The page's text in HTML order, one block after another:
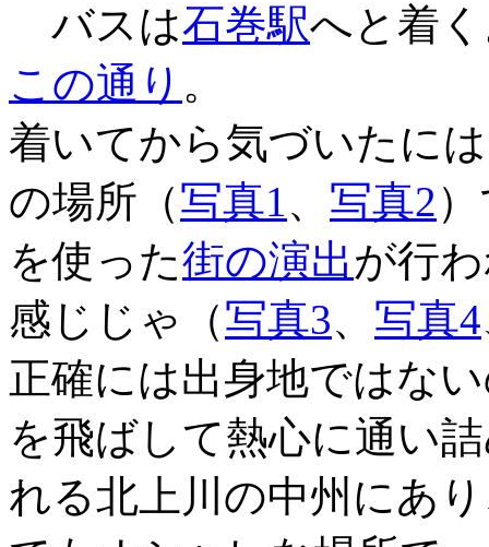
バスは石巻駅へと着
この通り 。
着いてから気づいたに
の場所（写真1、 写真2
を使った街の演出が行
感じじゃ（写真3、 写真4
正確には出身地ではな
を飛ばして熱心に通い
れる北上川の中州にあ